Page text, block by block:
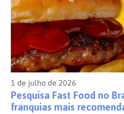
1 de julho de 2026
Pesquisa Fast Food no
franquias mais